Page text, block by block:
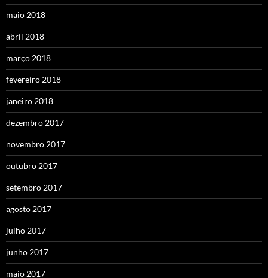
maio 2018
abril 2018
março 2018
fevereiro 2018
janeiro 2018
dezembro 2017
novembro 2017
outubro 2017
setembro 2017
agosto 2017
julho 2017
junho 2017
maio 2017